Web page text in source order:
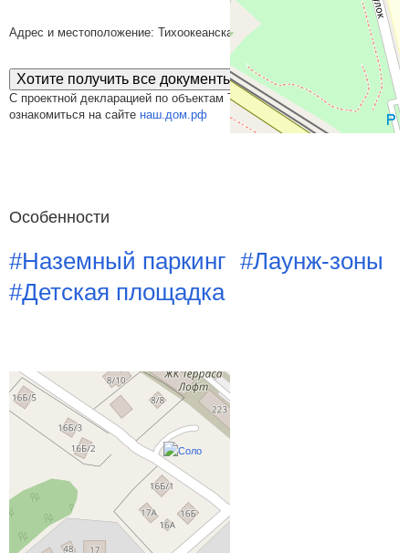
Адрес и местоположение: Тихоокеанская улица
Хотите получить все документы сразу?
С проектной декларацией по объектам ТрансСтройМонтаж можно
ознакомиться на сайте наш.дом.рф
Особенности
#Наземный паркинг #Лаунж-зоны
#Детская площадка
Похожие новостройки рядом
Все жилые комплексы Хабаровска